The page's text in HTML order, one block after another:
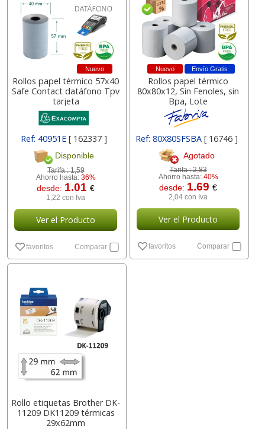
Nuevo
Rollos papel térmico 57x40
Safe Contact datáfono Tpv
tarjeta
Ref: 40951E[ 162337 ]
Disponible
Tarifa :1,59
Ahorro hasta: 36%
desde: 1.01€
1,22 con Iva
Ver el Producto
favoritos Comparar
Envío Gratis
Nuevo
Rollos papel térmico
80x80x12, Sin Fenoles, sin
Bpa, Lote
Ref: 80X80SFSBA [ 16746 ]
Agotado
Tarifa :2,83
Ahorro hasta: 40%
desde: 1.69€
2,04 con Iva
Ver el Producto
favoritos Comparar
Rollo etiquetas Brother DK-
11209 DK11209 térmicas
29x62mm